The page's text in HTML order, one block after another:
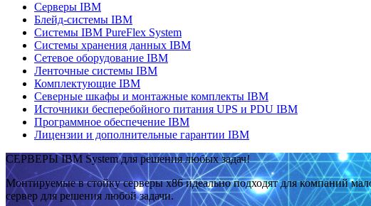
Серверы IBM
Блейд-системы IBM
Системы IBM PureFlex System
Системы хранения данных IBM
Сетевое оборудование IBM
Ленточные системы IBM
Комплектующие IBM
Северные шкафы и монтажные комплекты IBM
Источники бесперебойного питания UPS и PDU IBM
Программное обеспечение IBM
Лицензии и дополнительные гарантии IBM
СЕРВЕРЫ IBM System для решения любых задач!
Монтируемые в стойку серверы x86 идеально подходят для компаний
сервер для решения любой задачи.